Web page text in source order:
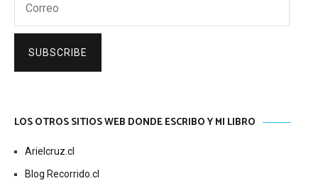
SUBSCRIBE
LOS OTROS SITIOS WEB DONDE ESCRIBO Y MI LIBRO
Arielcruz.cl
Blog Recorrido.cl